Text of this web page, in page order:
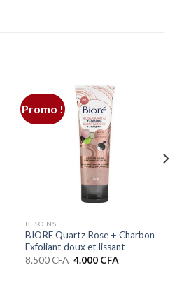
Promo !
BESOINS
BIORE Quartz Rose + Charbon
Exfoliant doux et lissant
8.500CFA Le
4.000 CFALe